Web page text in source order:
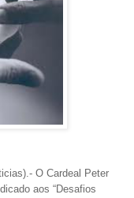
O Cardeal Peter
aos “Desafios